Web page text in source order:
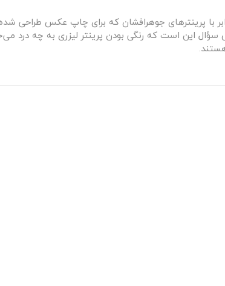
با پرینترهای جوهرافشان که برای چاپ عکس طراحی
این است که رنگی بودن پرینتر لیزری به چه درد